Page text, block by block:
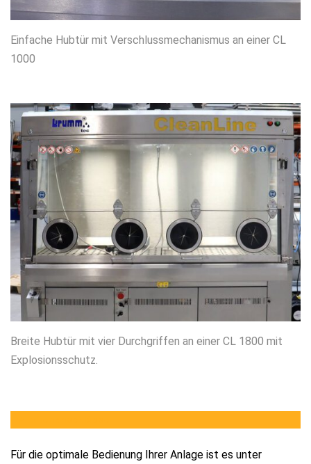
Einfache Hubtür mit Verschlussmechanismus an einer CL
1000
Breite Hubtür mit vier Durchgriffen an einer CL 1800 mit
Explosionsschutz.
Für die optimale Bedienung Ihrer Anlage ist es unter